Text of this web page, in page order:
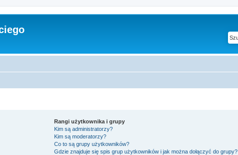
Rangi użytkownika i grupy
Kim są administratorzy?
Kim są moderatorzy?
Co to są grupy użytkowników?
Gdzie znajduje się spis grup użytkowników i jak można dołączyć do grupy?